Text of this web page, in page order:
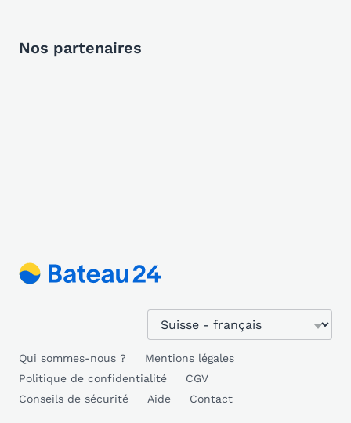
Nos partenaires
Qui sommes-nous ?
Mentions légales
Politique de confidentialité
CGV
Conseils de sécurité
Aide Contact